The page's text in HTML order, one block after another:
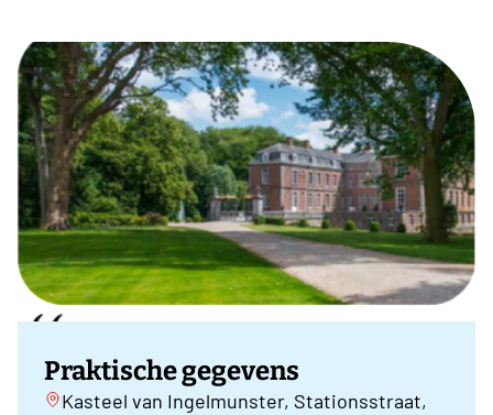
Praktische gegevens
Kasteel van Ingelmunster, Stationsstraat,